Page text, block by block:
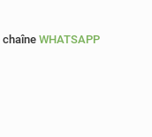
WHATSAPP